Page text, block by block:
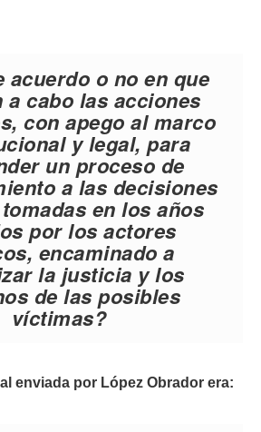
acuerdo o no en que
a cabo las acciones
con apego al marco
y legal, para
un proceso de
a las decisiones
en los años
por los actores
encaminado a
la justicia y los
de las posibles
víctimas?
enviada por López Obrador era: